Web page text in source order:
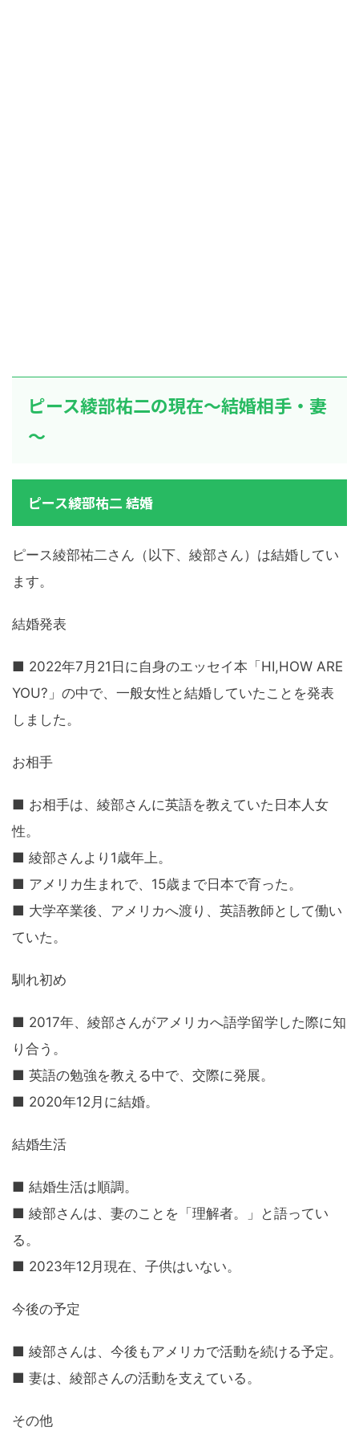
ピース綾部祐二の現在～結婚相手・妻
～
ピース綾部祐二 結婚
ピース綾部祐二さん（以下、綾部さん）は結婚してい
ます。
結婚発表
■ 2022年7月21日に自身のエッセイ本「HI,HOW ARE
YOU?」の中で、一般女性と結婚していたことを発表
しました。
お相手
■ お相手は、綾部さんに英語を教えていた日本人女
性。
■ 綾部さんより1歳年上。
■ アメリカ生まれで、15歳まで日本で育った。
■ 大学卒業後、アメリカへ渡り、英語教師として働い
ていた。
馴れ初め
■ 2017年、綾部さんがアメリカへ語学留学した際に知
り合う。
■ 英語の勉強を教える中で、交際に発展。
■ 2020年12月に結婚。
結婚生活
■ 結婚生活は順調。
■ 綾部さんは、妻のことを「理解者。」と語ってい
る。
■ 2023年12月現在、子供はいない。
今後の予定
■ 綾部さんは、今後もアメリカで活動を続ける予定。
■ 妻は、綾部さんの活動を支えている。
その他